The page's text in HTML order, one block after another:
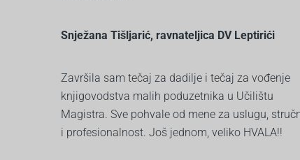
Snježana Tišljarić, ravnateljica DV Leptirići
Završila sam tečaj za dadilje i tečaj za vođenje
knjigovodstva malih poduzetnika u Učilištu
Magistra. Sve pohvale od mene za uslugu,
i profesionalnost. Još jednom, veliko HVALA!!